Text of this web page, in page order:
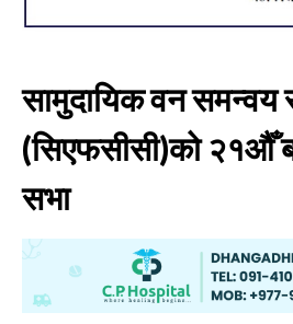
सामुदायिक वन समन्वय
(सिएफसीसी)को २१औँ
सभा